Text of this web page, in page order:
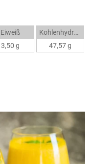
Eiweiß
3,50 g
Kohlenhydrate
47,57 g